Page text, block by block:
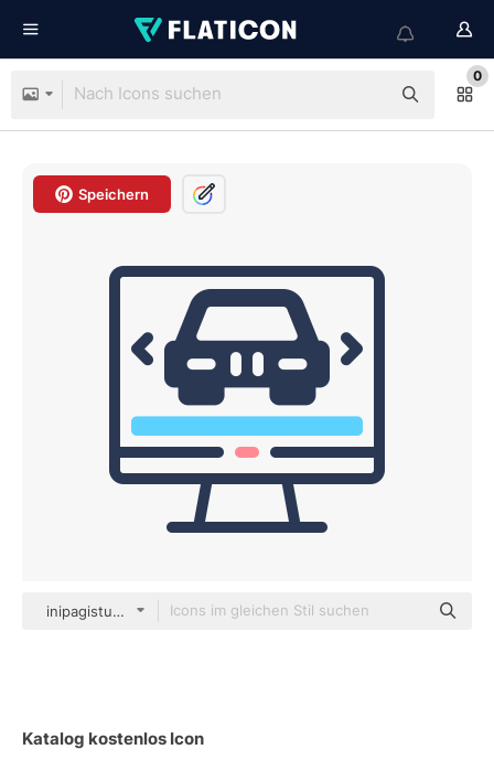
0
Speichern
inipagistudio Mixed
Katalog kostenlos Icon